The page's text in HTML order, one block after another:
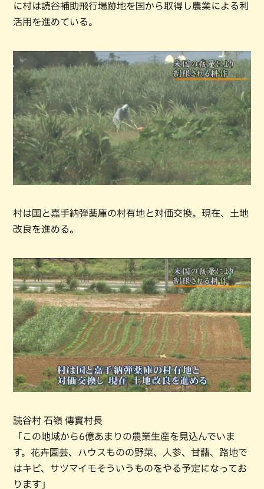
に村は読谷補助飛行場跡地を国から取得し農業による利
活用を進めている。
村は国と嘉手納弾薬庫の村有地と対価交換。現在、土地
改良を進める。
読谷村 石嶺 傳實村長
「この地域から6億あまりの農業生産を見込んでいま
す。花卉園芸、ハウスものの野菜、人参、甘藷、路地で
はキビ、サツマイモそういうものをやる予定になってお
ります」